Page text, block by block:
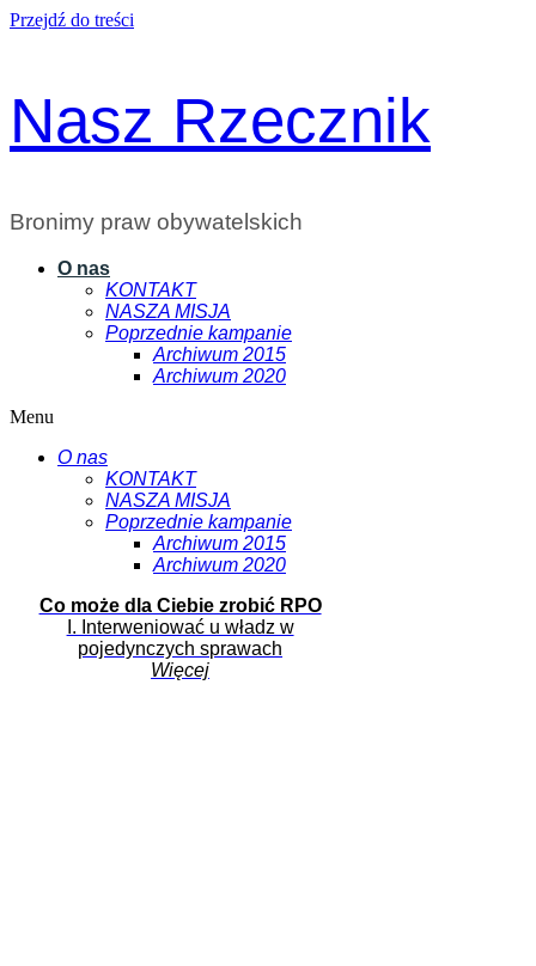
Przejdź do treści
Nasz Rzecznik
Bronimy praw obywatelskich
O nas
KONTAKT
NASZA MISJA
Poprzednie kampanie
Archiwum 2015
Archiwum 2020
Menu
O nas
KONTAKT
NASZA MISJA
Poprzednie kampanie
Archiwum 2015
Archiwum 2020
Co może dla Ciebie zrobić RPO
I. Interweniować u władz w
pojedynczych sprawach
Więcej